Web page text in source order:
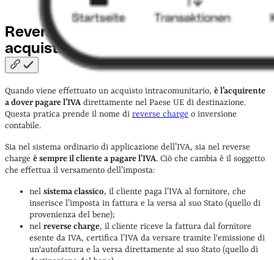
Reverse charge: chi paga l'IVA sugli
acquistiintracomunitari?
Quando viene effettuato un acquisto intracomunitario, è l’acquirente
a dover pagare l’IVAdirettamente nel Paese UE di destinazione.
Questa pratica prende il nome di reverse charge o inversione
contabile.
Sia nel sistema ordinario di applicazione dell’IVA, sia nel reverse
charge è sempre il cliente a pagare l’IVA. Ciò che cambia è il soggetto
che effettua il versamento dell’imposta:
nel sistema classico, il cliente paga l’IVA al fornitore, che
inserisce l’imposta in fattura e la versa al suo Stato (quello di
provenienza del bene);
nel reverse charge, il cliente riceve la fattura dal fornitore
esente da IVA, certifica l’IVA da versare tramite l'emissione di
un'autofattura e la versa direttamente al suo Stato (quello di